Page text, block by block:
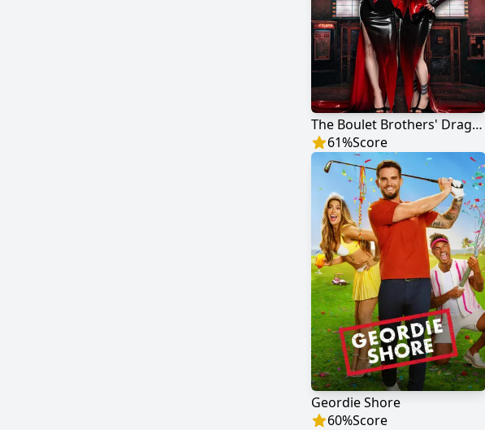
The Boulet Brothers' Dragula
61%Score
Geordie Shore
60%Score